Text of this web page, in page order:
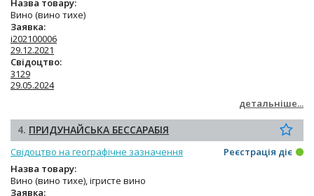
Назва товару:
Вино (вино тихе)
Заявка:
i202100006
29.12.2021
Свідоцтво:
3129
29.05.2024
детальніше...
4. ПРИДУНАЙСЬКА БЕССАРАБІЯ
Свідоцтво на географічне зазначення
Реєстрація діє
Назва товару:
Вино (вино тихе), ігристе вино
Заявка: